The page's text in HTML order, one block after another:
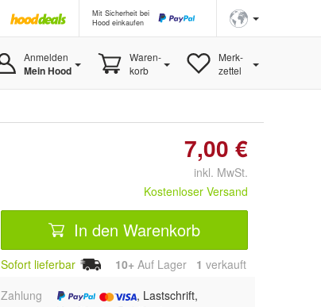
Mit Sicherheit bei
Hood einkaufen
Anmelden
Mein Hood
Waren-
korb
Merk-
zettel
7,00 €
inkl. MwSt.
Kostenloser Versand
In den Warenkorb
Sofort lieferbar 10+ Auf Lager 1 verkauft
Zahlung
, Lastschrift,